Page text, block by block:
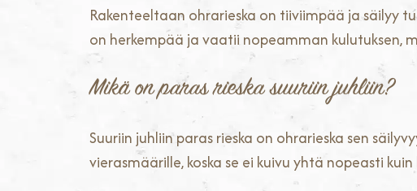
Rakenteeltaan ohrarieska on tiiviimpää ja säilyy
on herkempää ja vaatii nopeamman kulutuksen,
Mikä on paras rieska suuriin juhliin?
Suuriin juhliin paras rieska on ohrarieska sen
vierasmäärille, koska se ei kuivu yhtä nopeasti